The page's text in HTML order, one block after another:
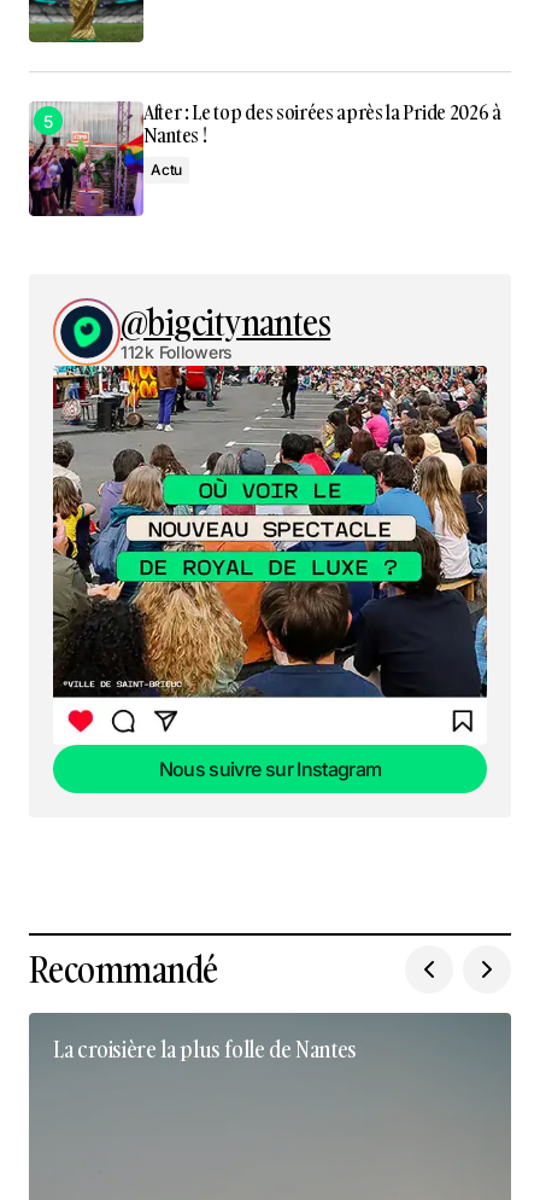
After : Le top des soirées après la Pride 2026 à
Nantes !
Actu
@bigcitynantes
112k Followers
Nous suivre sur Instagram
Recommandé
La croisière la plus folle de Nantes